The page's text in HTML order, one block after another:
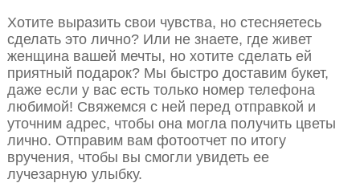
Хотите выразить свои чувства, но стесняетесь
сделать это лично? Или не знаете, где живет
женщина вашей мечты, но хотите сделать ей
приятный подарок? Мы быстро доставим букет,
даже если у вас есть только номер телефона
любимой! Свяжемся с ней перед отправкой и
уточним адрес, чтобы она могла получить цветы
лично. Отправим вам фотоотчет по итогу
вручения, чтобы вы смогли увидеть ее
лучезарную улыбку.